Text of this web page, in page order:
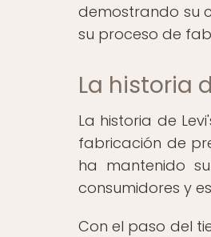
demostrando su
su proceso de
La historia
La historia de
fabricación de
ha mantenido
consumidores y
Con el paso del